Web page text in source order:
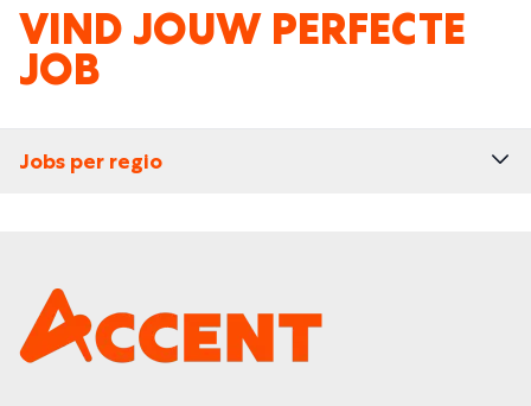
VIND JOUW PERFECTE
JOB
Jobs per regio